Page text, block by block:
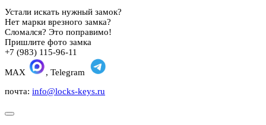
Устали искать нужный замок?
Нет марки врезного замка?
Сломался? Это поправимо!
Пришлите фото замка
+7 (983) 115-96-11
MAX
, Telegram
почта: info@locks-keys.ru